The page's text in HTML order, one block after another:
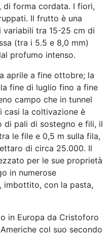
di forma cordata. I fiori,
Il frutto è una
variabili tra 15-25 cm di
(tra i 5.5 e 8,0 mm)
profumo intenso.
aprile a fine ottobre; la
fine di luglio fino a fine
campo che in tunnel
casi la coltivazione è
di pali di sostegno e fili, il
le file e 0,5 m sulla fila,
di circa 25.000. Il
per le sue proprietà
in numerose
imbottito, con la pasta,
in Europa da Cristoforo
col suo secondo